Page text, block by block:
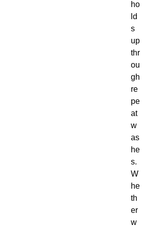
ho
ld
s
up
thr
ou
gh
re
pe
at
w
as
he
s.
W
he
th
er
w